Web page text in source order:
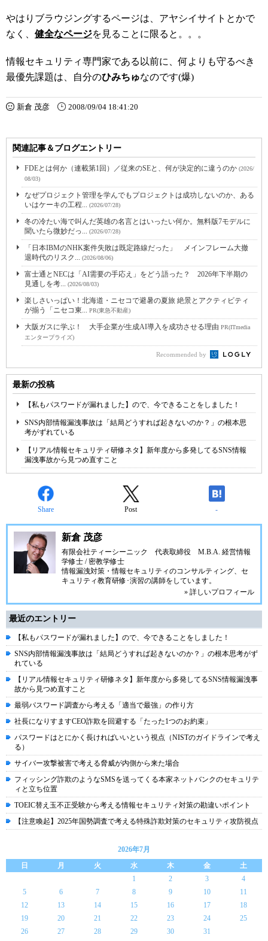
やはりブラウジングするページは、アヤシイサイトとかで
なく、 健全なページを見ることに限ると。。。
情報セキュリティ専門家である以前に、何よりも守るべき
最優先課題は、自分のひみちゅなのです(爆)
新倉 茂彦 2008/09/04 18:41:20
関連記事＆ブログエントリー
FDEとは何か（連載第1回）／従来のSEと、何が決定的に違うのか (2026/
08/03)
なぜプロジェクト管理を学んでもプロジェクトは成功しないのか、ある
いはケーキの工程... (2026/07/28)
冬の冷たい海で叫んだ英雄の名言とはいったい何か。無料版7モデルに
聞いたら微妙だっ... (2026/07/28)
「日本IBMのNHK案件失敗は既定路線だった」 メインフレーム大撤
退時代のリスク... (2026/08/06)
富士通とNECは「AI需要の手応え」をどう語った？ 2026年下半期の
見通しを考... (2026/08/03)
楽しさいっぱい！北海道・ニセコで避暑の夏旅 絶景とアクティビティ
が揃う「ニセコ東... PR(東急不動産)
大阪ガスに学ぶ！ 大手企業が生成AI導入を成功させる理由 PR(ITmedia
エンタープライズ)
Recommended by
最新の投稿
【私もパスワードが漏れました】ので、今できることをしました！
SNS内部情報漏洩事故は「結局どうすれば起きないのか？」の根本思
考がずれている
【リアル情報セキュリティ研修ネタ】新年度から多発してるSNS情報
漏洩事故から見つめ直すこと
Share Post -
新倉 茂彦
有限会社ティーシーニック
代表取締役 M.B.A. 経営情報
学修士 / 密教学修士
情報漏洩対策・情報セキュリティのコンサルティング、セ
キュリティ教育研修･演習の講師をしています。
» 詳しいプロフィール
最近のエントリー
【私もパスワードが漏れました】ので、今できることをしました！
SNS内部情報漏洩事故は「結局どうすれば起きないのか？」の根本思考がず
れている
【リアル情報セキュリティ研修ネタ】新年度から多発してるSNS情報漏洩事
故から見つめ直すこと
最弱パスワード調査から考える「適当で最強」の作り方
社長になりすますCEO詐欺を回避する「たった1つのお約束」
パスワードはとにかく長ければいいという視点（NISTのガイドラインで考え
る）
サイバー攻撃被害で考える脅威が内側から来た場合
フィッシング詐欺のようなSMSを送ってくる本家ネットバンクのセキュリテ
ィと立ち位置
TOEIC替え玉不正受験から考える情報セキュリティ対策の勘違いポイント
【注意喚起】2025年国勢調査で考える特殊詐欺対策のセキュリティ攻防視点
2026年7月
日
月 火 水 木 金
土
1
2 3
4
5
6 7 8 9 10
11
12
13 14 15 16 17
18
19
20 21 22 23 24
25
26
27 28 29 30 31